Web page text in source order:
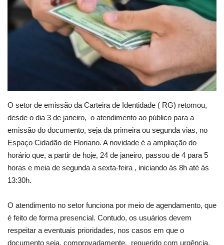
Webmail
O setor de emissão da Carteira de Identidade ( RG) retomou,
desde o dia 3 de janeiro, o atendimento ao público para a
emissão do documento, seja da primeira ou segunda vias, no
Espaço Cidadão de Floriano. A novidade é a ampliação do
horário que, a partir de hoje, 24 de janeiro, passou de 4 para 5
horas e meia de segunda a sexta-feira , iniciando às 8h até às
13:30h.
O atendimento no setor funciona por meio de agendamento, que
é feito de forma presencial. Contudo, os usuários devem
respeitar a eventuais prioridades, nos casos em que o
documento seja, comprovadamente, requerido com urgência.